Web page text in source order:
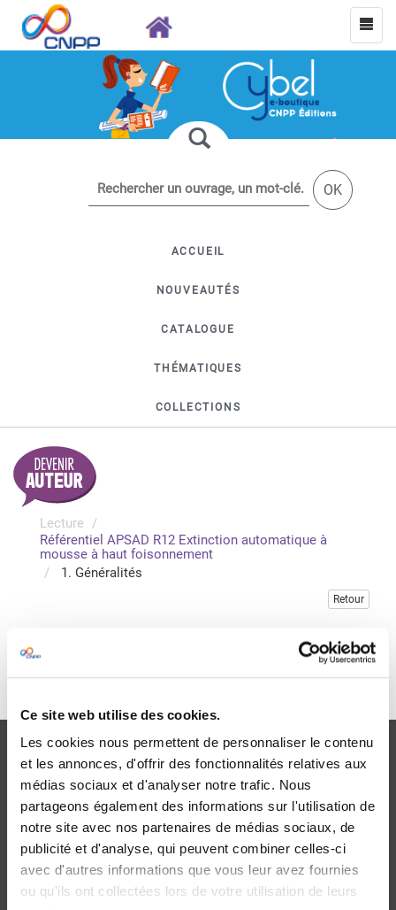
Ce site web utilise des cookies.
Les cookies nous permettent de personnaliser le contenu
et les annonces, d'offrir des fonctionnalités relatives aux
médias sociaux et d'analyser notre trafic. Nous
partageons également des informations sur l'utilisation de
notre site avec nos partenaires de médias sociaux, de
publicité et d'analyse, qui peuvent combiner celles-ci
avec d'autres informations que vous leur avez fournies
ou qu'ils ont collectées lors de votre utilisation de leurs
OK
ACCUEIL
NOUVEAUTÉS
CATALOGUE
THÉMATIQUES
COLLECTIONS
Lecture
Référentiel APSAD R12 Extinction automatique à
mousse à haut foisonnement
1. Généralités
Retour
Veuillez vous connecter pour consulter gratuitement ce
chapitre Je me connecte
Livraison
dans le monde entier